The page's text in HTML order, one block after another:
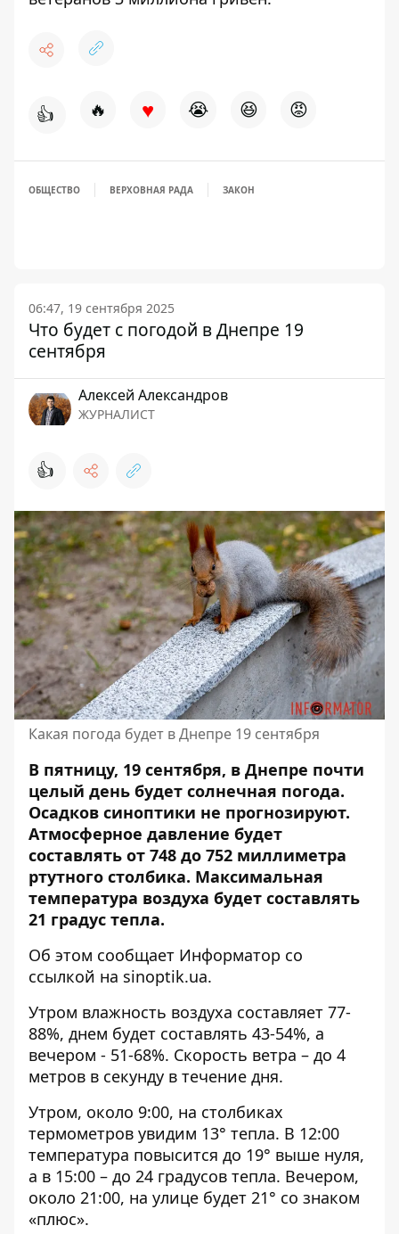
👍 🔥 ♥ 😭 😆 😡
ОБЩЕСТВО ВЕРХОВНАЯ РАДА ЗАКОН
06:47, 19 сентября 2025
Что будет с погодой в Днепре 19
сентября
Алексей Александров
ЖУРНАЛИСТ
👍
Какая погода будет в Днепре 19 сентября
В пятницу, 19 сентября, в Днепре почти
целый день будет солнечная погода.
Осадков синоптики не прогнозируют.
Атмосферное давление будет
составлять от 748 до 752 миллиметра
ртутного столбика. Максимальная
температура воздуха будет составлять
21 градус тепла.
Об этом сообщает Информатор со
ссылкой на sinoptik.ua.
Утром влажность воздуха составляет 77-
88%, днем ​​будет составлять 43-54%, а
вечером - 51-68%. Скорость ветра – до 4
метров в секунду в течение дня.
Утром, около 9:00, на столбиках
термометров увидим 13° тепла. В 12:00
температура повысится до 19° выше нуля,
а в 15:00 – до 24 градусов тепла. Вечером,
около 21:00, на улице будет 21° со знаком
«плюс».